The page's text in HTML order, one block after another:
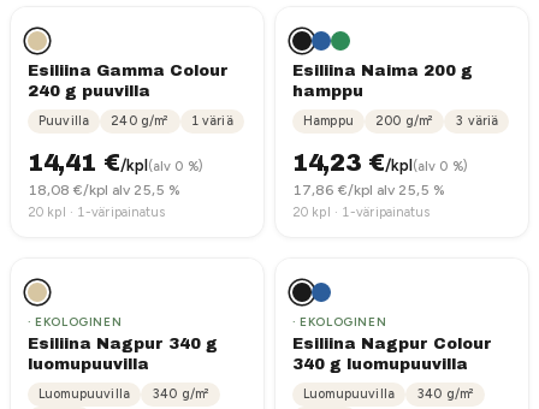
Esiliina Gamma Colour
240 g puuvilla
Puuvilla 240g/m² 1väriä
14,41 €/kpl (alv 0 %)
18,08 €/kpl alv 25,5 %
20 kpl · 1-väripainatus
Esiliina Naima 200 g
hamppu
Hamppu 200 g/m² 3 väriä
14,23€/kpl (alv 0 %)
17,86 €/kpl alv 25,5 %
20 kpl · 1-väripainatus
· EKOLOGINEN
Esiliina Nagpur 340 g
luomupuuvilla
Luomupuuvilla 340 g/m²
· EKOLOGINEN
Esiliina Nagpur Colour
340 g luomupuuvilla
Luomupuuvilla 340 g/m²